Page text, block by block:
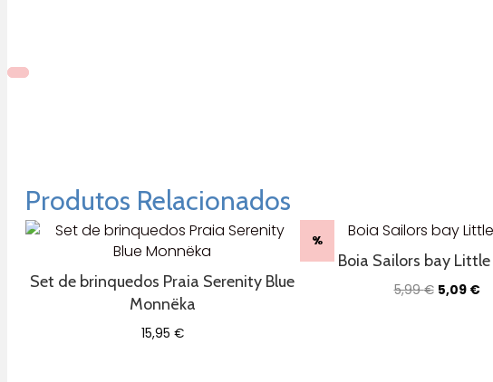
Produtos Relacionados
Set de brinquedos Praia Serenity Blue
Monnëka
15,95 €
%
Boia Sailors bay
5,99€ O
5,09 €O